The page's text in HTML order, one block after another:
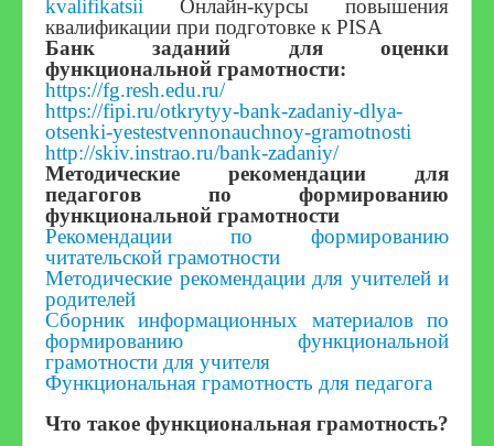
kvalifikatsii Онлайн-курсы повышения
квалификации при подготовке к PISA
Банк заданий для оценки
функциональной грамотности:
https://fg.resh.edu.ru/
https://fipi.ru/otkrytyy-bank-zadaniy-dlya-
otsenki-yestestvennonauchnoy-gramotnosti
http://skiv.instrao.ru/bank-zadaniy/
Методические рекомендации для
педагогов по формированию
функциональной грамотности
Рекомендации по формированию
читательской грамотности
Методические рекомендации для учителей и
родителей
Сборник информационных материалов по
формированию функциональной
грамотности для учителя
Функциональная грамотность для педагога
Что такое функциональная грамотность?